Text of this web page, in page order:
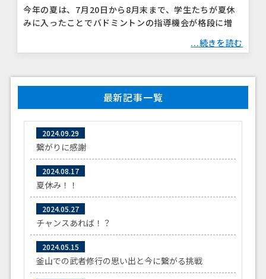
今年の夏は、7月20日から8月末まで、学生たちが夏休
みに入ったことでバドミントンの指導機会が格段に増
...続きを読む
最新記事一覧
2024.09.29
繋がりに感謝
2024.08.17
夏休み！！
2024.05.27
チャンスあれば！？
2024.05.15
釜山での武者修行の思い出と今に繋がる挑戦